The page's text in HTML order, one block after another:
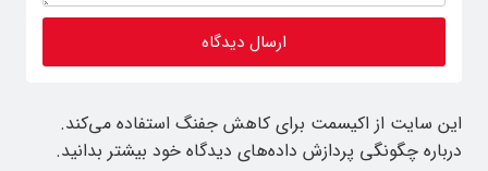
این سایت از اکیسمت برای کاهش جفنگ استفاده می‌کند.
درباره چگونگی پردازش داده‌های دیدگاه خود بیشتر بدانید.